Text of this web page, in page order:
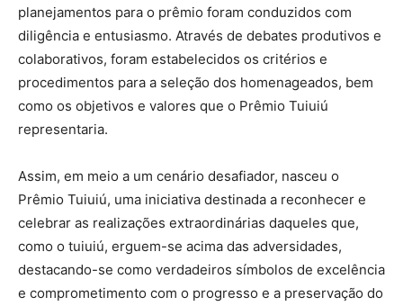
planejamentos para o prêmio foram conduzidos com
diligência e entusiasmo. Através de debates produtivos e
colaborativos, foram estabelecidos os critérios e
procedimentos para a seleção dos homenageados, bem
como os objetivos e valores que o Prêmio Tuiuiú
representaria.
Assim, em meio a um cenário desafiador, nasceu o
Prêmio Tuiuiú, uma iniciativa destinada a reconhecer e
celebrar as realizações extraordinárias daqueles que,
como o tuiuiú, erguem-se acima das adversidades,
destacando-se como verdadeiros símbolos de excelência
e comprometimento com o progresso e a preservação do